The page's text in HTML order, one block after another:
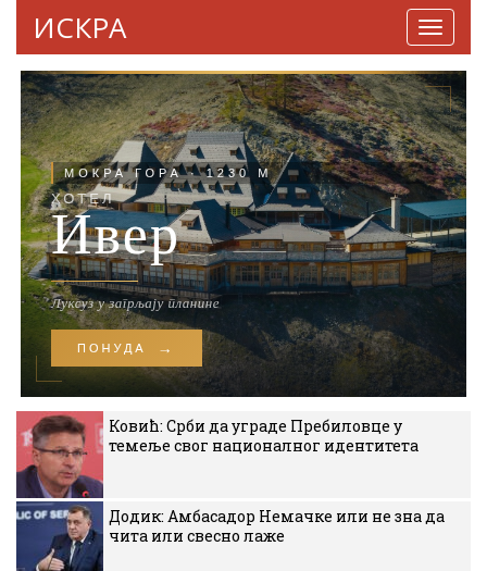
ИСКРА
Ковић: Срби да уграде Пребиловце у
темеље свог националног идентитета
Додик: Амбасадор Немачке или не зна да
чита или свесно лаже